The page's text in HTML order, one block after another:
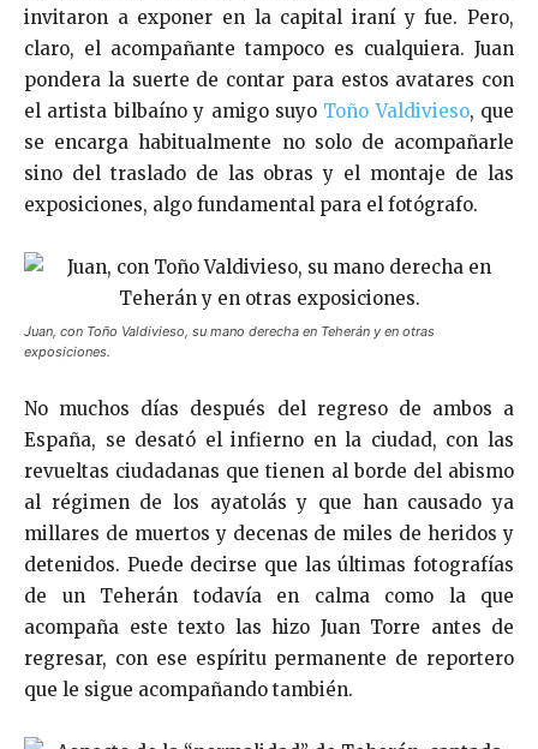
invitaron a exponer en la capital iraní y fue. Pero,
claro, el acompañante tampoco es cualquiera. Juan
pondera la suerte de contar para estos avatares con
el artista bilbaíno y amigo suyo Toño Valdivieso, que
se encarga habitualmente no solo de acompañarle
sino del traslado de las obras y el montaje de las
exposiciones, algo fundamental para el fotógrafo.
Juan, con Toño Valdivieso, su mano derecha en Teherán y en otras
exposiciones.
No muchos días después del regreso de ambos a
España, se desató el infierno en la ciudad, con las
revueltas ciudadanas que tienen al borde del abismo
al régimen de los ayatolás y que han causado ya
millares de muertos y decenas de miles de heridos y
detenidos. Puede decirse que las últimas fotografías
de un Teherán todavía en calma como la que
acompaña este texto las hizo Juan Torre antes de
regresar, con ese espíritu permanente de reportero
que le sigue acompañando también.